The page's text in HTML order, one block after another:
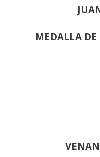
MEDALLA